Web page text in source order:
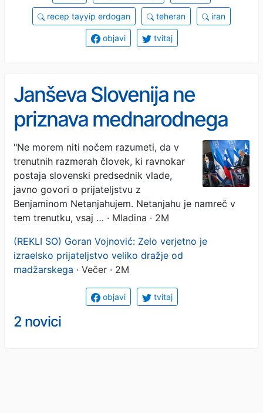
recep tayyip erdogan teheran iran
objavi tvitaj
Janševa Slovenija ne
priznava mednarodnega
prava in mednarodnih
sodišč
"Ne morem niti nočem razumeti, da v
trenutnih razmerah človek, ki ravnokar
postaja slovenski predsednik vlade,
javno govori o prijateljstvu z
Benjaminom Netanjahujem. Netanjahu je namreč v
tem trenutku, vsaj … · Mladina · 2M
(REKLI SO) Goran Vojnović: Zelo verjetno je
izraelsko prijateljstvo veliko dražje od
madžarskega · Večer · 2M
objavi tvitaj
2 novici